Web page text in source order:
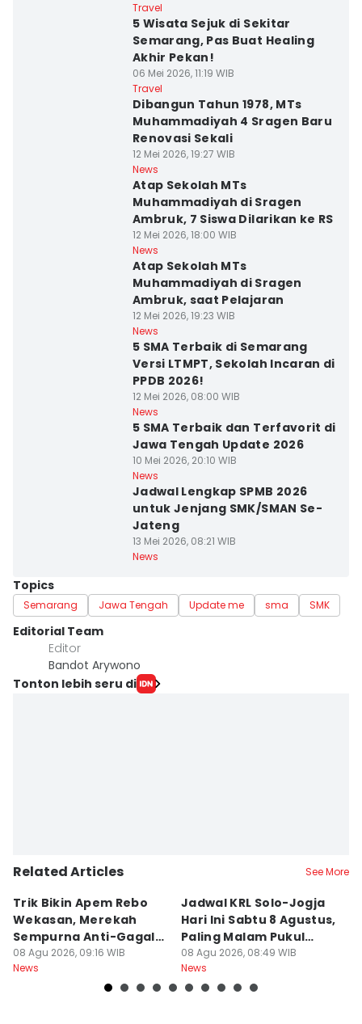
Travel
5 Wisata Sejuk di Sekitar
Semarang, Pas Buat Healing
Akhir Pekan!
06 Mei 2026, 11:19 WIB
Travel
Dibangun Tahun 1978, MTs
Muhammadiyah 4 Sragen Baru
Renovasi Sekali
12 Mei 2026, 19:27 WIB
News
Atap Sekolah MTs
Muhammadiyah di Sragen
Ambruk, 7 Siswa Dilarikan ke RS
12 Mei 2026, 18:00 WIB
News
Atap Sekolah MTs
Muhammadiyah di Sragen
Ambruk, saat Pelajaran
12 Mei 2026, 19:23 WIB
News
5 SMA Terbaik di Semarang
Versi LTMPT, Sekolah Incaran di
PPDB 2026!
12 Mei 2026, 08:00 WIB
News
5 SMA Terbaik dan Terfavorit di
Jawa Tengah Update 2026
10 Mei 2026, 20:10 WIB
News
Jadwal Lengkap SPMB 2026
untuk Jenjang SMK/SMAN Se-
Jateng
13 Mei 2026, 08:21 WIB
News
Topics
Semarang Jawa Tengah Update me sma SMK
Editorial Team
Editor
Bandot Arywono
Tonton lebih seru di
Related Articles See More
Trik Bikin Apem Rebo
Wekasan, Merekah
Sempurna Anti-Gagal
Pakai Cetakan
Rumahan
08 Agu 2026, 09:16 WIB
News
Jadwal KRL Solo-Jogja
Hari Ini Sabtu 8 Agustus,
Paling Malam Pukul
20.42
08 Agu 2026, 08:49 WIB
News